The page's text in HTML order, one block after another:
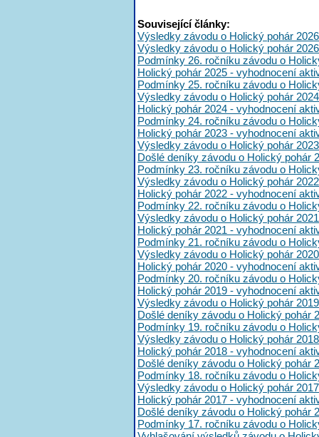
Související články:
Výsledky závodu o Holický pohár
Výsledky závodu o Holický pohár 2026
Podmínky 26. ročníku závodu o
Holický pohár 2025 - vyhodnocení
Podmínky 25. ročníku závodu o
Výsledky závodu o Holický pohár 2024
Holický pohár 2024 - vyhodnocení
Podmínky 24. ročníku závodu o
Holický pohár 2023 - vyhodnocení
Výsledky závodu o Holický pohár 2023
Došlé deníky závodu o Holický pohár
Podmínky 23. ročníku závodu o
Výsledky závodu o Holický pohár 2022
Holický pohár 2022 - vyhodnocení
Podmínky 22. ročníku závodu o
Výsledky závodu o Holický pohár 2021
Holický pohár 2021 - vyhodnocení
Podmínky 21. ročníku závodu o
Výsledky závodu o Holický pohár 2020
Holický pohár 2020 - vyhodnocení
Podmínky 20. ročníku závodu o
Holický pohár 2019 - vyhodnocení
Výsledky závodu o Holický pohár 2019
Došlé deníky závodu o Holický pohár
Podmínky 19. ročníku závodu o
Výsledky závodu o Holický pohár 2018
Holický pohár 2018 - vyhodnocení
Došlé deníky závodu o Holický pohár
Podmínky 18. ročníku závodu o
Výsledky závodu o Holický pohár 2017
Holický pohár 2017 - vyhodnocení
Došlé deníky závodu o Holický pohár
Podmínky 17. ročníku závodu o